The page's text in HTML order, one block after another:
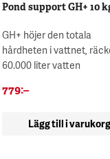
Pond support GH+ 10
GH+ höjer den totala
hårdheten i vattnet,
60.000 liter vatten
779:–
Lägg till i varukorg